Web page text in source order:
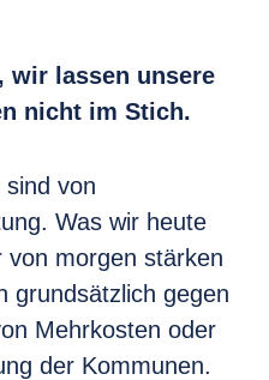
wir lassen unsere
nicht im Stich.
sind von
Was wir heute
morgen stärken
grundsätzlich gegen
Mehrkosten oder
der Kommunen.